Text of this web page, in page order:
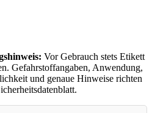
Vor Gebrauch stets Etikett
Gefahrstoffangaben, Anwendung,
und genaue Hinweise richten